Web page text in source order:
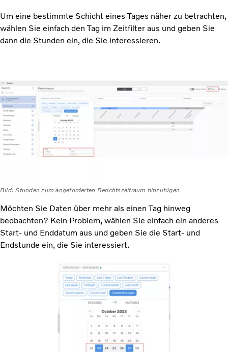
Um eine bestimmte Schicht eines Tages näher zu betrachten,
wählen Sie einfach den Tag im Zeitfilter aus und geben Sie
dann die Stunden ein, die Sie interessieren.
Bild: Stunden zum angeforderten Berichtszeitraum hinzufügen
Möchten Sie Daten über mehr als einen Tag hinweg
beobachten? Kein Problem, wählen Sie einfach ein anderes
Start- und Enddatum aus und geben Sie die Start- und
Endstunde ein, die Sie interessiert.